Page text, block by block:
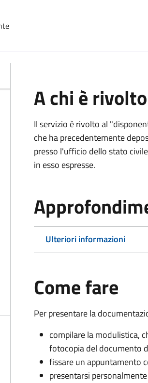
A chi è rivolto
Il servizio è rivolto al
che ha precedentemente
presso l'ufficio dello stato
in esso espresse.
Ulteriori informazioni
Come fare
Per presentare la
compilare la modulistica,
fotocopia del documento
fissare un appuntamento
presentarsi